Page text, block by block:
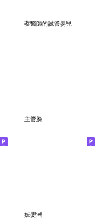
蔡醫師的試管嬰兒
主管臉
妖嬰潮